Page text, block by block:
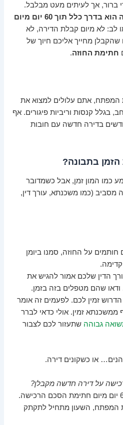
ברור, אך לעיתים מעט מבלבל.
המועד לתשלום מס הרכישה הוא בדרך כלל תוך 60 יום מיום
לב: לא מיום קבלת הדירה, לא
שהקבלן מחייך אליכם חיוך של
חתימת החוזה.
המפתח, אתם עלולים למצוא את
בגלל קנסות וריביות פיגורים. אף
בדירה חדשה עם חובות
אולי נשמע כמו המון זמן, אבל כשמדובר
מסביב (כמו משכנתא, עורך דין,
על החוזה, סמנו ביומן
הדין שלכם אמור להגיש את
שהם מטפלים בזה בזמן.
זמין לכם. לפעמים זה אומר
זמין. אולי כדאי לברר
גבוהה שתעזור לכם לצבור
על דירה חדשה מקבלן?
התשלום חל בדרך כלל תוך 60 יום מיום חתימת הסכם הרכישה.
המפתח, השעון מתחיל לתקתק